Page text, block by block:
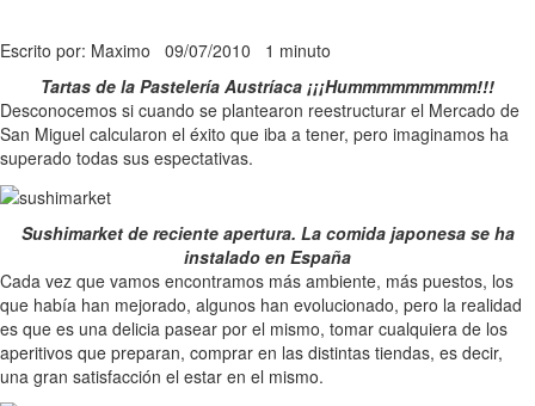
Escrito por: Maximo 09/07/2010 1 minuto
Tartas de la Pastelería Austríaca ¡¡¡Hummmmmmmmm!!!
Desconocemos si cuando se plantearon reestructurar el Mercado de
San Miguel calcularon el éxito que iba a tener, pero imaginamos ha
superado todas sus espectativas.
Sushimarket de reciente apertura. La comida japonesa se ha
instalado en España
Cada vez que vamos encontramos más ambiente, más puestos, los
que había han mejorado, algunos han evolucionado, pero la realidad
es que es una delicia pasear por el mismo, tomar cualquiera de los
aperitivos que preparan, comprar en las distintas tiendas, es decir,
una gran satisfacción el estar en el mismo.